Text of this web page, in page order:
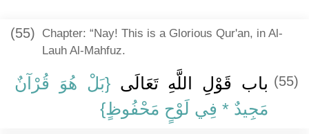
(55) Chapter: “Nay! This is a Glorious Qur'an, in Al-
Lauh Al-Mahfuz.
(55) باب قَوْلِ اللَّهِ تَعَالَى ‏{‏بَلْ هُوَ قُرْآنٌ
مَجِيدٌ * فِي لَوْحٍ مَحْفُوظٍ}